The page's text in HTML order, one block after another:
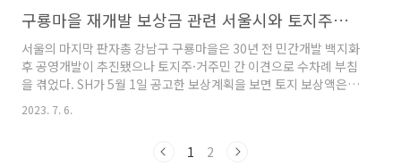
이번에 소개하는 뉴스 기사에서는 주민대책위가 열심히 활동해서
주민 추천 평가사를 추천했다는 기사 입니다. 사실 법에서 보장하는
권리이므로 당연히 해야 할 일이지만 , 이런 것도 기사화가 될 정도
로 큰일 이기는 합니다. 기사 요약 화성어천공공주택지구는 지난 5
월 26일부터 6월 14일까지의 보상계획공고에 이어 주민추천 감정
평가사..
구룡마을 재개발 보상금 관련 서울시와 토지주간 갈등 보도에 대한 사견
서울의 마지막 판자총 강남구 구룡마을은 30년 전 민간개발 백지화
후 공영개발이 추진됐으나 토지주·거주민 간 이견으로 수차례 부침
을 겪었다. SH가 5월 1일 공고한 보상계획을 보면 토지 보상액은 감
정평가법인 3인이 산정한 감정평가액의 산출평균치를 기준으로 한
다. 서울시와 사업시행자 SH, 토지소유자가 각각 1인을 추천하는
토지는 485필지(소유자 등 이해관계인 546명), 거주시설 등 지장
2023. 7. 6.
1 2